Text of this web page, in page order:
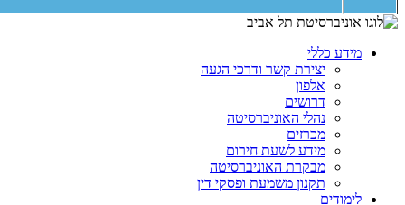
מידע כללי
יצירת קשר ודרכי הגעה
אלפון
דרושים
נהלי האוניברסיטה
מכרזים
מידע לשעת חירום
מבקרת האוניברסיטה
תקנון משמעת ופסקי דין
לימודים